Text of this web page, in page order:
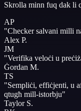
Skrolla minn fuq dak li
AP
"Checker salvani milli
Alex P.
JM
"Verifika veloċi u
Ġordan M.
TS
"Sempliċi, effiċjenti, u
qtugħ mill-istorbju"
Taylor S.